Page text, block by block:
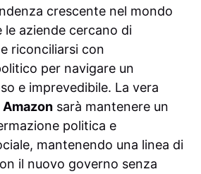
crescente nel mondo
le aziende cercano di
riconciliarsi con
per navigare un
e imprevedibile. La vera
Amazon sarà mantenere un
politica e
mantenendo una linea di
il nuovo governo senza